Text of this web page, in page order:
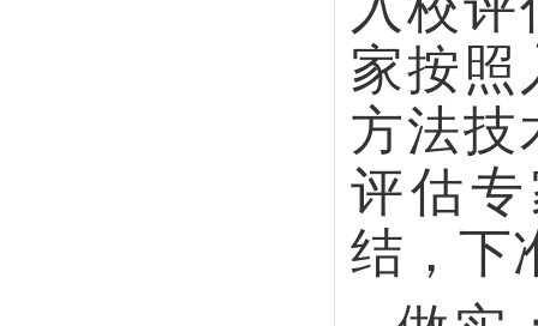
做实：
校真情实
评估和入
形成写实
评估诊断
校的“医生